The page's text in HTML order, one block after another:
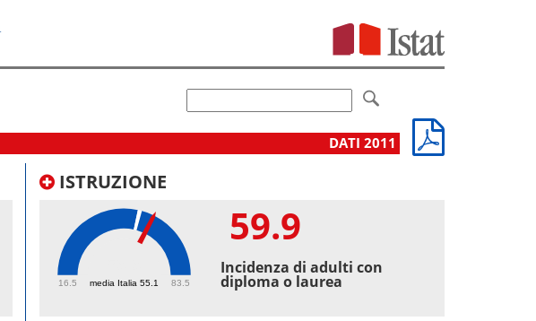
DATI 2011
ISTRUZIONE
media Italia 55.1
16.5 83.5
59.9
Incidenza di adulti con
diploma o laurea